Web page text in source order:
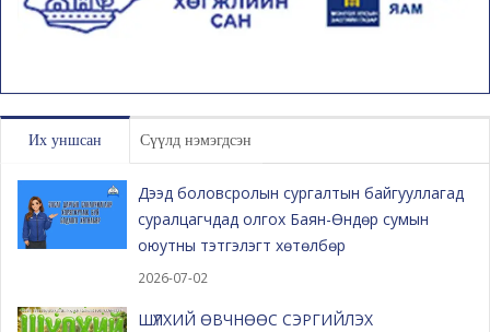
Их уншсан Сүүлд нэмэгдсэн
Дээд боловсролын сургалтын байгууллагад
суралцагчдад олгох Баян-Өндөр сумын
оюутны тэтгэлэгт хөтөлбөр
2026-07-02
ШҮЛХИЙ ӨВЧНӨӨС СЭРГИЙЛЭХ